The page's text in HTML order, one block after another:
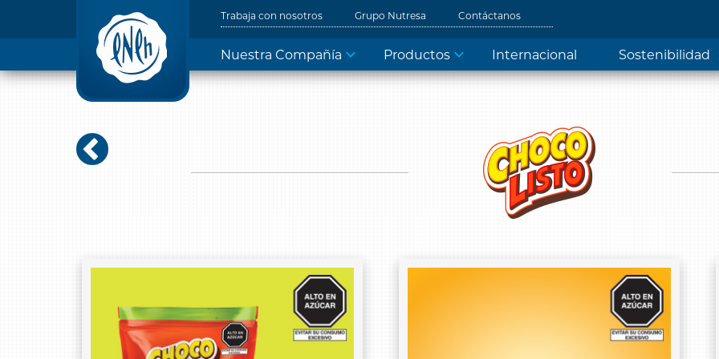
Trabaja con nosotros Grupo Nutresa Contáctanos
Nuestra Compañía Productos Internacional Sostenibilidad